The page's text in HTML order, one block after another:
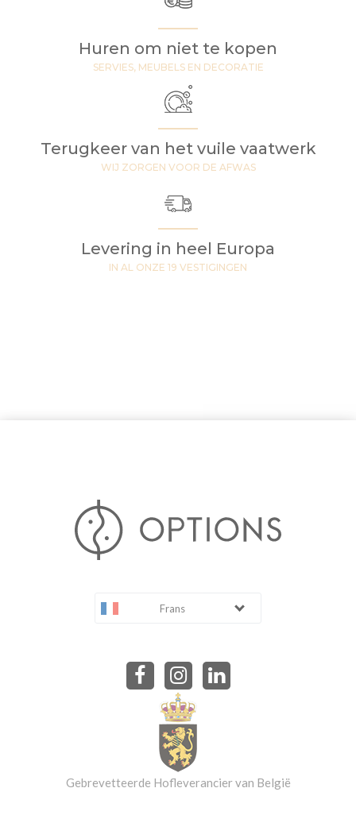
Huren om niet te kopen
SERVIES, MEUBELS EN DECORATIE
Terugkeer van het vuile vaatwerk
WIJ ZORGEN VOOR DE AFWAS
Levering in heel Europa
IN AL ONZE 19 VESTIGINGEN
Frans
Gebrevetteerde Hofleverancier van België